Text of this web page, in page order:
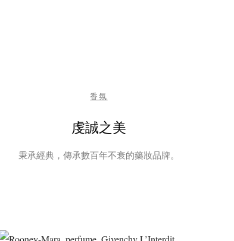
香氛
虔誠之美
秉承經典，傳承數百年不衰的藥妝品牌。